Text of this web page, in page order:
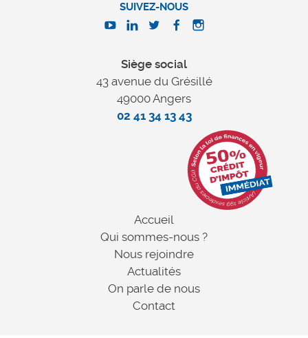
Siège social
43 avenue du Grésillé
49000 Angers
02 41 34 13 43
SUIVEZ-NOUS
Accueil
Qui sommes-nous ?
Nous rejoindre
Actualités
On parle de nous
Contact